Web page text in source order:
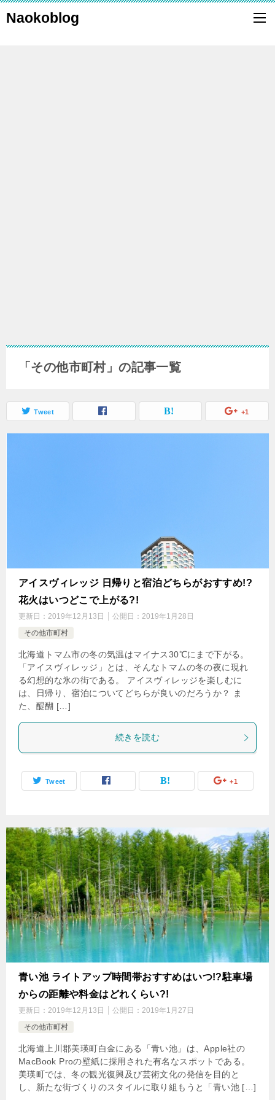
Naokoblog
「その他市町村」の記事一覧
Tweet +1
アイスヴィレッジ 日帰りと宿泊どちらがおすすめ!?
花火はいつどこで上がる?!
更新日： 2019年12月13日 公開日： 2019年1月28日
その他市町村
北海道トマム市の冬の気温はマイナス30℃にまで下がる。
「アイスヴィレッジ」とは、そんなトマムの冬の夜に現れ
る幻想的な氷の街である。 アイスヴィレッジを楽しむに
は、日帰り、宿泊についてどちらが良いのだろうか？ ま
た、醍醐 […]
続きを読む
Tweet +1
青い池 ライトアップ時間帯おすすめはいつ!?駐車場
からの距離や料金はどれくらい?!
更新日： 2019年12月13日 公開日： 2019年1月27日
その他市町村
北海道上川郡美瑛町白金にある「青い池」は、Apple社の
MacBook Proの壁紙に採用された有名なスポットである。
美瑛町では、冬の観光復興及び芸術文化の発信を目的と
し、新たな街づくりのスタイルに取り組もうと「青い池 […]